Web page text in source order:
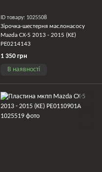
ID товару: 1025508
Зірочка-шестерня маслонасосу
Mazda CX-5 2013 - 2015 (KE)
PE0214143
1 350 грн
В наявності